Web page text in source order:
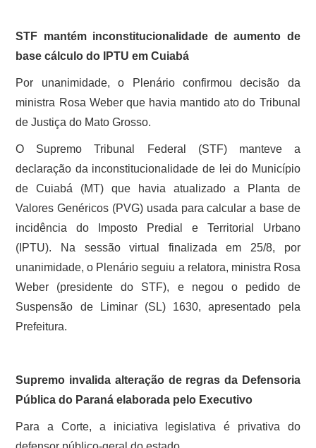
STF mantém inconstitucionalidade de aumento de
base cálculo do IPTU em Cuiabá
Por unanimidade, o Plenário confirmou decisão da
ministra Rosa Weber que havia mantido ato do Tribunal
de Justiça do Mato Grosso.
O Supremo Tribunal Federal (STF) manteve a
declaração da inconstitucionalidade de lei do Município
de Cuiabá (MT) que havia atualizado a Planta de
Valores Genéricos (PVG) usada para calcular a base de
incidência do Imposto Predial e Territorial Urbano
(IPTU). Na sessão virtual finalizada em 25/8, por
unanimidade, o Plenário seguiu a relatora, ministra Rosa
Weber (presidente do STF), e negou o pedido de
Suspensão de Liminar (SL) 1630, apresentado pela
Prefeitura.
Supremo invalida alteração de regras da Defensoria
Pública do Paraná elaborada pelo Executivo
Para a Corte, a iniciativa legislativa é privativa do